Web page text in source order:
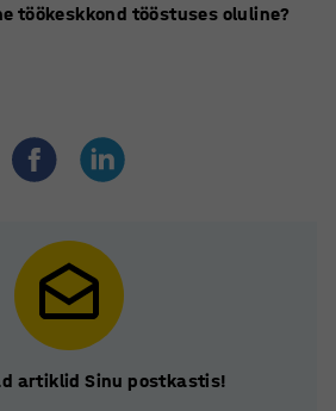
töökeskkond tööstuses oluline?
artiklid Sinu postkastis!